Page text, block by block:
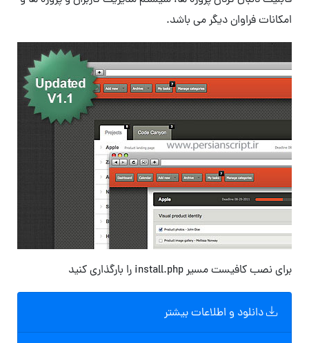
امکانات فراوان دیگر می باشد.
برای نصب کافیست مسیر install.php را بارگذاری کنید
دانلود و اطلاعات بیشتر